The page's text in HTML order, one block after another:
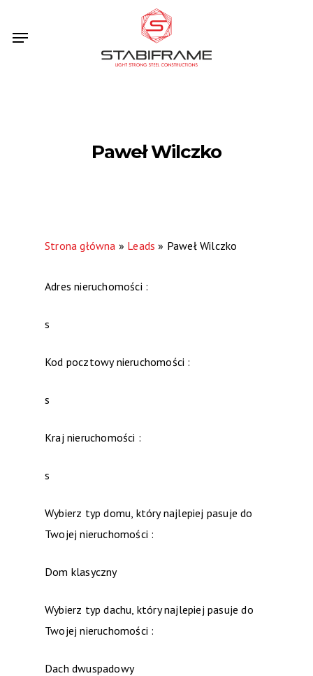
Menu
Paweł Wilczko
Strona główna » Leads » Paweł Wilczko
Adres nieruchomości :
s
Kod pocztowy nieruchomości :
s
Kraj nieruchomości :
s
Wybierz typ domu, który najlepiej pasuje do
Twojej nieruchomości :
Dom klasyczny
Wybierz typ dachu, który najlepiej pasuje do
Twojej nieruchomości :
Dach dwuspadowy